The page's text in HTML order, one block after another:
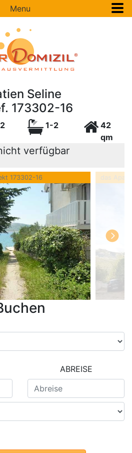
Menu
Seline
173302-16
1-2
42
qm
verfügbar
173302-16 das
ABREISE